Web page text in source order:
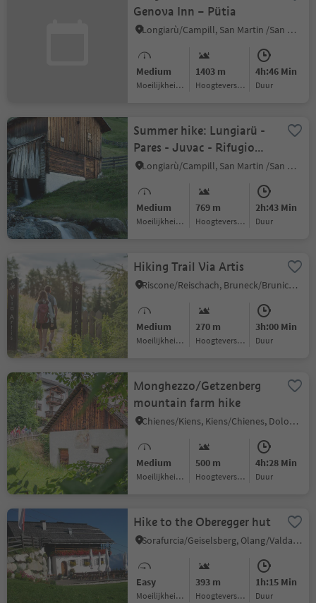
Genova Inn – Pütia
Longiarù/Campill, San Martin /San Martino, Dolomites Region Kronplatz/Plan de Corones
Medium
Moeilijkheidsgraad
1403 m
Hoogteverschil
4h:46 Min
Duur
Summer hike: Lungiarü -
Pares - Juvac - Rifugio
Genova
Longiarù/Campill, San Martin /San Martino, Dolomites Region Kronplatz/Plan de Corones
Medium
Moeilijkheidsgraad
769 m
Hoogteverschil
2h:43 Min
Duur
Hiking Trail Via Artis
Riscone/Reischach, Bruneck/Brunico, Dolomites Region Kronplatz/Plan de Corones
Medium
Moeilijkheidsgraad
270 m
Hoogteverschil
3h:00 Min
Duur
Monghezzo/Getzenberg
mountain farm hike
Chienes/Kiens, Kiens/Chienes, Dolomites Region Kronplatz/Plan de Corones
Medium
Moeilijkheidsgraad
500 m
Hoogteverschil
4h:28 Min
Duur
Hike to the Oberegger hut
Sorafurcia/Geiselsberg, Olang/Valdaora, Dolomites Region Kronplatz/Plan de Corones
Easy
Moeilijkheidsgraad
393 m
Hoogteverschil
1h:15 Min
Duur